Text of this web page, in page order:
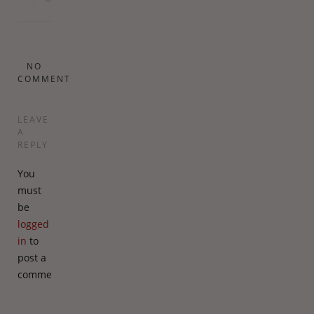
NO
COMMENTS
LEAVE
A
REPLY
You
must
be
logged
in to
post a
comment.